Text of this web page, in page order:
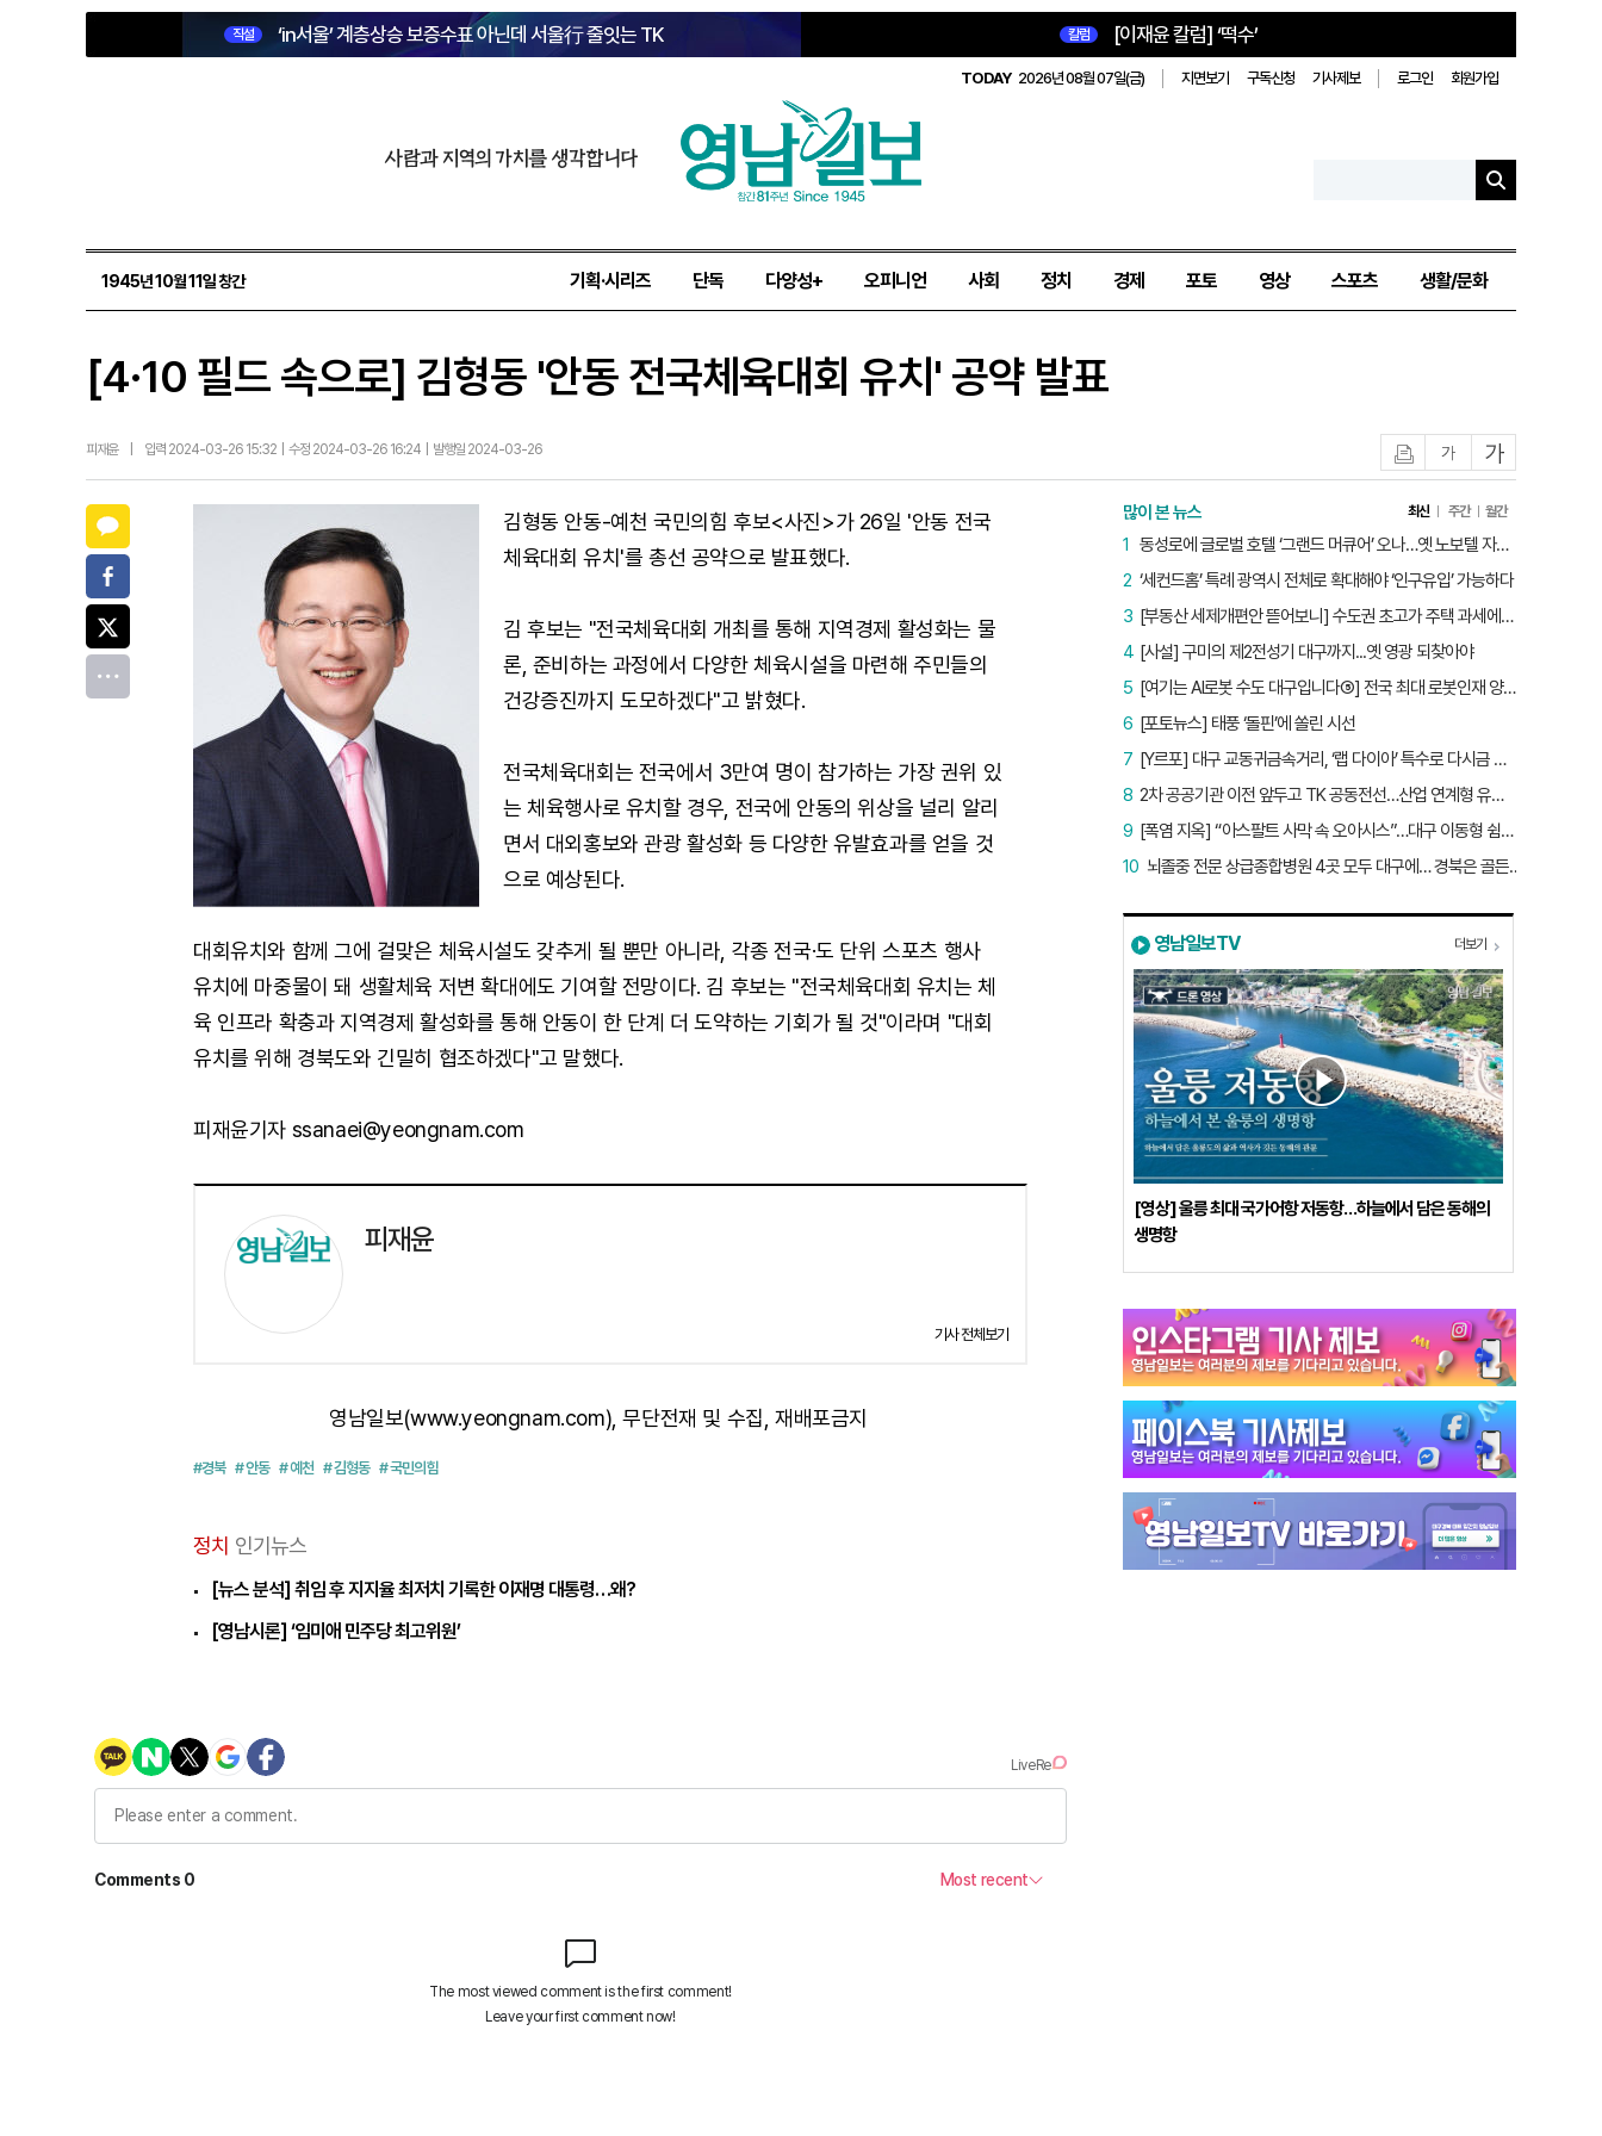
직설 ‘in서울’ 계층상승 보증수표 아닌데 서울行 줄잇는 TK 칼럼 [이재윤 칼럼] ‘떡수’
TODAY 2026년 08월 07일(금) 지면보기 구독신청 기사제보 로그인 회원가입
사람과 지역의 가치를 생각합니다
1945년 10월 11일 창간 기획·시리즈 단독 다양성+ 오피니언 사회 정치 경제 포토 영상 스포츠 생활/문화
[4·10 필드 속으로] 김형동 '안동 전국체육대회 유치' 공약 발표
피재윤 입력 2024-03-26 15:32 | 수정 2024-03-26 16:24 | 발행일 2024-03-26 글자작게글자크게
김형동 안동-예천 국민의힘 후보<사진>가 26일 '안동 전국
체육대회 유치'를 총선 공약으로 발표했다.
김 후보는 "전국체육대회 개최를 통해 지역경제 활성화는 물
론, 준비하는 과정에서 다양한 체육시설을 마련해 주민들의
건강증진까지 도모하겠다"고 밝혔다.
전국체육대회는 전국에서 3만여 명이 참가하는 가장 권위 있
는 체육행사로 유치할 경우, 전국에 안동의 위상을 널리 알리
면서 대외홍보와 관광 활성화 등 다양한 유발효과를 얻을 것
으로 예상된다.
대회유치와 함께 그에 걸맞은 체육시설도 갖추게 될 뿐만 아니라, 각종 전국·도 단위 스포츠 행사
유치에 마중물이 돼 생활체육 저변 확대에도 기여할 전망이다. 김 후보는 "전국체육대회 유치는 체
육 인프라 확충과 지역경제 활성화를 통해 안동이 한 단계 더 도약하는 기회가 될 것"이라며 "대회
유치를 위해 경북도와 긴밀히 협조하겠다"고 말했다.
피재윤기자 ssanaei@yeongnam.com
피재윤
기사 전체보기
영남일보(www.yeongnam.com), 무단전재 및 수집, 재배포금지
#경북 # 안동 # 예천 # 김형동 # 국민의힘
정치 인기뉴스
[뉴스 분석] 취임 후 지지율 최저치 기록한 이재명 대통령…왜?
[영남시론] ‘임미애 민주당 최고위원’
많이 본 뉴스 최신 주간 월간
동성로에 글로벌 호텔 ‘그랜드 머큐어’ 오나…옛 노보텔 자리 사무실 개설
1
‘세컨드홈’ 특례 광역시 전체로 확대해야 ‘인구유입’ 가능하다
2
[부동산 세제개편안 뜯어보니] 수도권 초고가 주택 과세에만 초점…침체된 지방 부동산 대책은 없다
3
[사설] 구미의 제2전성기 대구까지...옛 영광 되찾아야
4
[여기는 AI로봇 수도 대구입니다⑤] 전국 최대 로봇인재 양성소…“대구산업 맞춤형 교육과정 만들자”
5
[포토뉴스] 태풍 ‘돌핀’에 쏠린 시선
6
[Y르포] 대구 교동귀금속거리, ‘랩 다이아’ 특수로 다시금 활기…“반짝 인기 의존 않는 지속 가능 성장 동력 마련해야”
7
2차 공공기관 이전 앞두고 TK 공동전선…산업 연계형 유치 승부수
8
[폭염 지옥] “아스팔트 사막 속 오아시스”…대구 이동형 쉼터 버스 ‘북적’, 지하철역도 ‘바글’
9
뇌졸중 전문 상급종합병원 4곳 모두 대구에… 경북은 골든타임 사각지대
10
영남일보TV 더보기
[영상] 울릉 최대 국가어항 저동항…하늘에서 담은 동해의
생명항